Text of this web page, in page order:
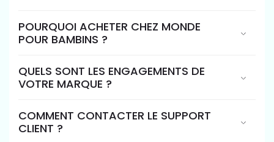
POURQUOI ACHETER CHEZ MONDE
POUR BAMBINS ?
QUELS SONT LES ENGAGEMENTS DE
VOTRE MARQUE ?
COMMENT CONTACTER LE SUPPORT
CLIENT ?